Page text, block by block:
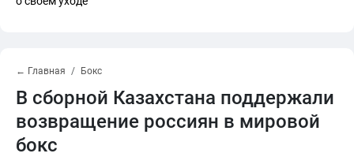
← Главная Бокс
В сборной Казахстана поддержали
возвращение россиян в мировой
бокс